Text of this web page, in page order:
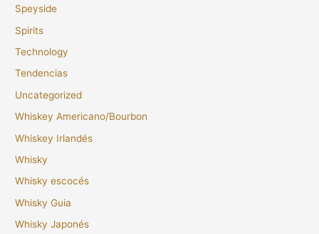
Speyside
Spirits
Technology
Tendencias
Uncategorized
Whiskey Americano/Bourbon
Whiskey Irlandés
Whisky
Whisky escocés
Whisky Guia
Whisky Japonés